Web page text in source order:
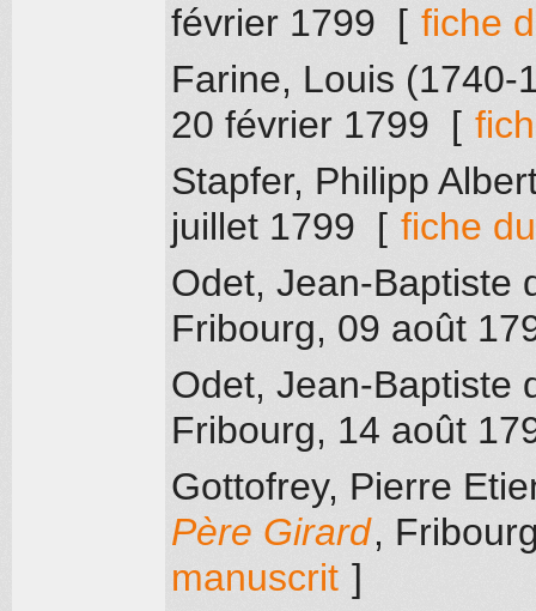
février 1799 [ fiche
Farine, Louis (1740-
20 février 1799 [
Stapfer, Philipp
juillet 1799 [ fiche
Odet, Jean-Baptiste
Fribourg, 09 août
Odet, Jean-Baptiste
Fribourg, 14 août
Gottofrey, Pierre
Père Girard,
manuscrit ]